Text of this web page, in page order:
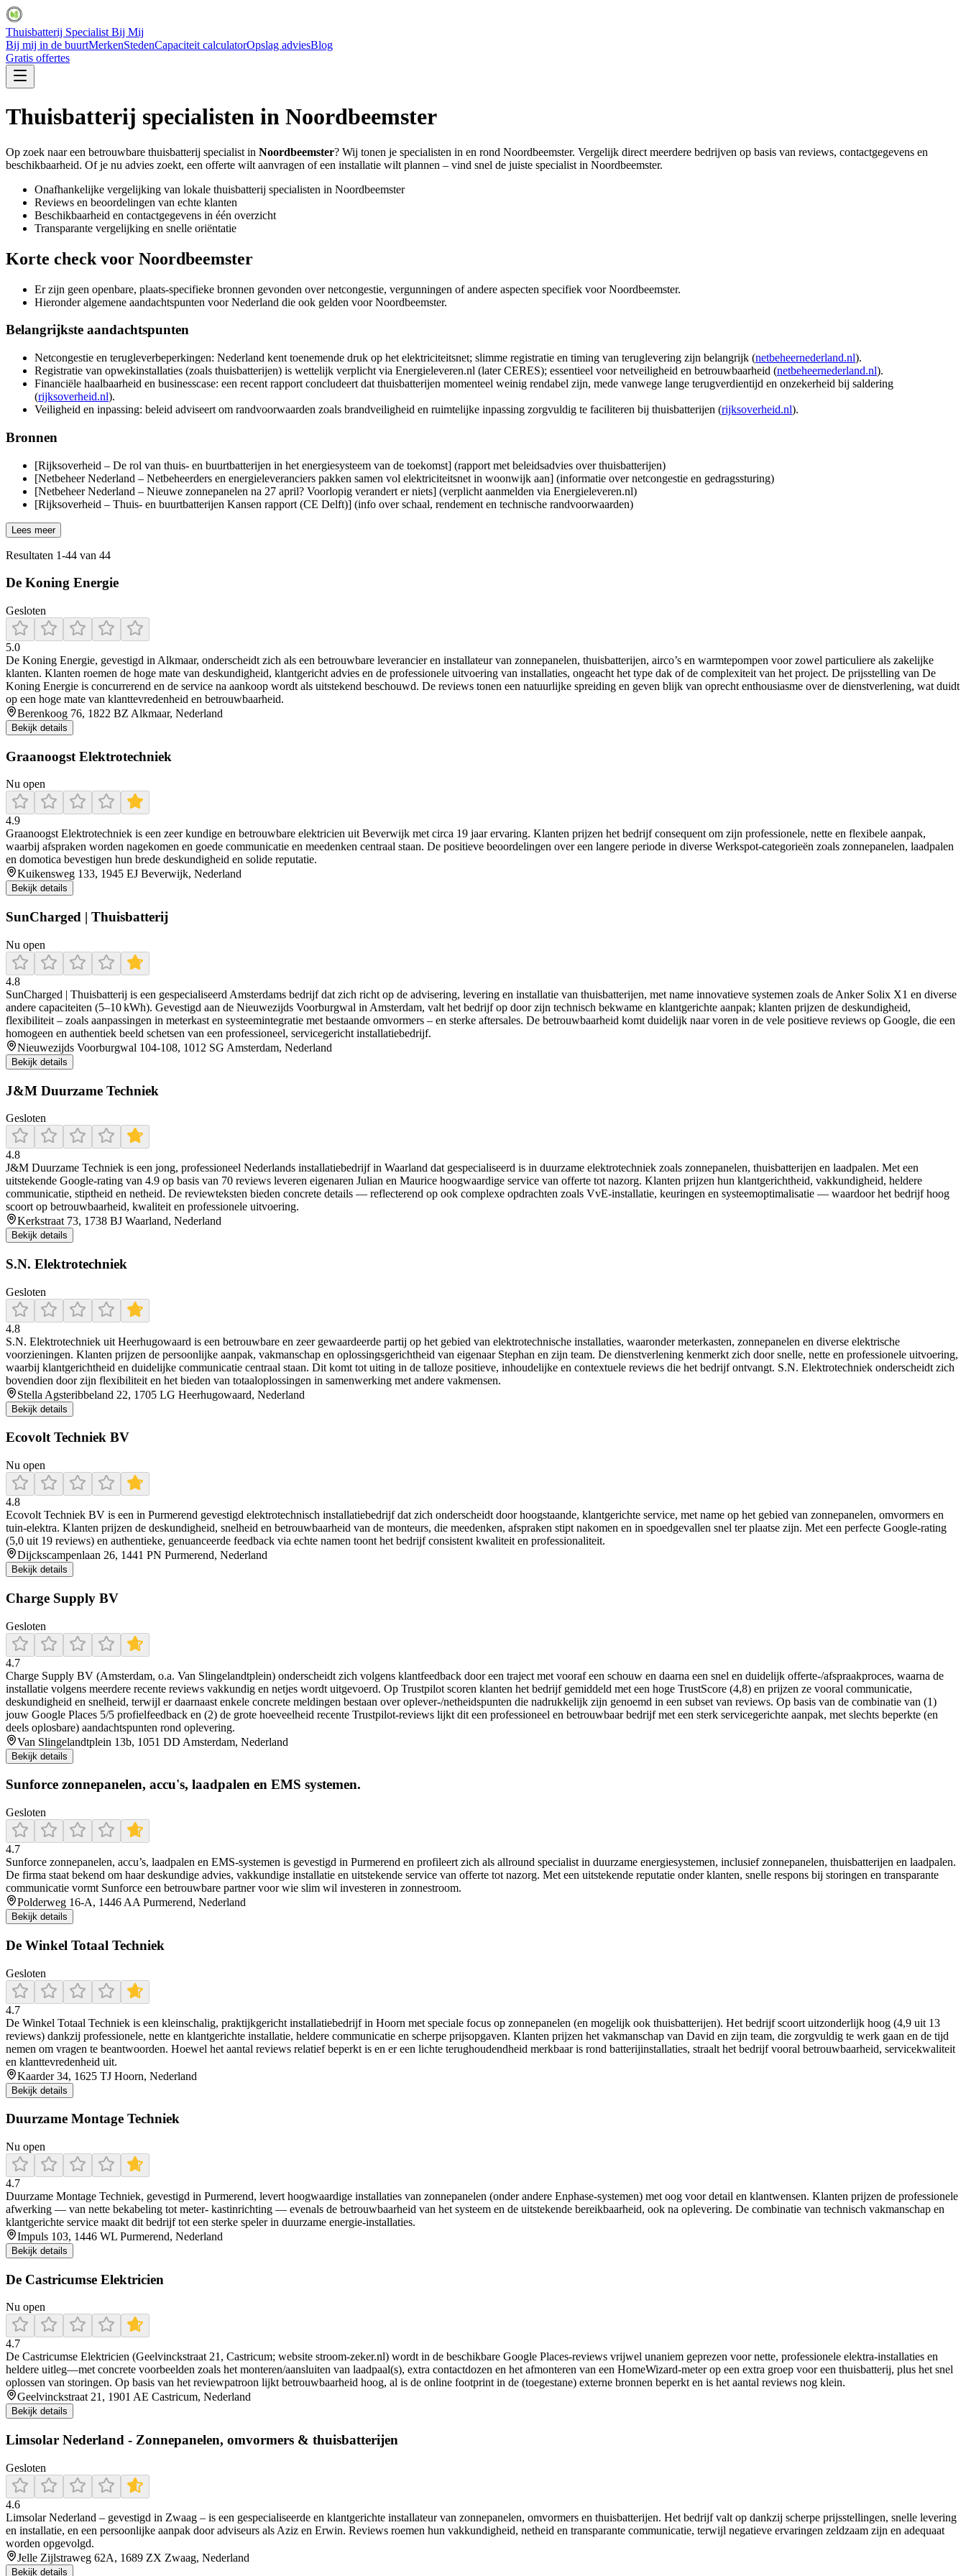
Thuisbatterij Specialist Bij Mij
Bij mij in de buurtMerkenStedenCapaciteit calculatorOpslag adviesBlog
Gratis offertes
Thuisbatterij specialisten in Noordbeemster
Op zoek naar een betrouwbare thuisbatterij specialist in Noordbeemster? Wij tonen je specialisten in en rond Noordbeemster. Vergelijk direct meerdere bedrijven op basis van reviews, contactgegevens en
beschikbaarheid. Of je nu advies zoekt, een offerte wilt aanvragen of een installatie wilt plannen – vind snel de juiste specialist in Noordbeemster.
Onafhankelijke vergelijking van lokale thuisbatterij specialisten in Noordbeemster
Reviews en beoordelingen van echte klanten
Beschikbaarheid en contactgegevens in één overzicht
Transparante vergelijking en snelle oriëntatie
Korte check voor Noordbeemster
Er zijn geen openbare, plaats-specifieke bronnen gevonden over netcongestie, vergunningen of andere aspecten specifiek voor Noordbeemster.
Hieronder algemene aandachtspunten voor Nederland die ook gelden voor Noordbeemster.
Belangrijkste aandachtspunten
Netcongestie en terugleverbeperkingen: Nederland kent toenemende druk op het elektriciteitsnet; slimme registratie en timing van teruglevering zijn belangrijk (netbeheernederland.nl).
Registratie van opwekinstallaties (zoals thuisbatterijen) is wettelijk verplicht via Energieleveren.nl (later CERES); essentieel voor netveiligheid en betrouwbaarheid (netbeheernederland.nl).
Financiële haalbaarheid en businesscase: een recent rapport concludeert dat thuisbatterijen momenteel weinig rendabel zijn, mede vanwege lange terugverdientijd en onzekerheid bij saldering
(rijksoverheid.nl).
Veiligheid en inpassing: beleid adviseert om randvoorwaarden zoals brandveiligheid en ruimtelijke inpassing zorgvuldig te faciliteren bij thuisbatterijen (rijksoverheid.nl).
Bronnen
[Rijksoverheid – De rol van thuis- en buurtbatterijen in het energiesysteem van de toekomst] (rapport met beleidsadvies over thuisbatterijen)
[Netbeheer Nederland – Netbeheerders en energieleveranciers pakken samen vol elektriciteitsnet in woonwijk aan] (informatie over netcongestie en gedragssturing)
[Netbeheer Nederland – Nieuwe zonnepanelen na 27 april? Voorlopig verandert er niets] (verplicht aanmelden via Energieleveren.nl)
[Rijksoverheid – Thuis- en buurtbatterijen Kansen rapport (CE Delft)] (info over schaal, rendement en technische randvoorwaarden)
Lees meer
Resultaten 1-44 van 44
De Koning Energie
Gesloten
5.0
De Koning Energie, gevestigd in Alkmaar, onderscheidt zich als een betrouwbare leverancier en installateur van zonnepanelen, thuisbatterijen, airco’s en warmtepompen voor zowel particuliere als zakelijke
klanten. Klanten roemen de hoge mate van deskundigheid, klantgericht advies en de professionele uitvoering van installaties, ongeacht het type dak of de complexiteit van het project. De prijsstelling van De
Koning Energie is concurrerend en de service na aankoop wordt als uitstekend beschouwd. De reviews tonen een natuurlijke spreiding en geven blijk van oprecht enthousiasme over de dienstverlening, wat duidt
op een hoge mate van klanttevredenheid en betrouwbaarheid.
Berenkoog 76, 1822 BZ Alkmaar, Nederland
Bekijk details
Graanoogst Elektrotechniek
Nu open
4.9
Graanoogst Elektrotechniek is een zeer kundige en betrouwbare elektricien uit Beverwijk met circa 19 jaar ervaring. Klanten prijzen het bedrijf consequent om zijn professionele, nette en flexibele aanpak,
waarbij afspraken worden nagekomen en goede communicatie en meedenken centraal staan. De positieve beoordelingen over een langere periode in diverse Werkspot-categorieën zoals zonnepanelen, laadpalen
en domotica bevestigen hun brede deskundigheid en solide reputatie.
Kuikensweg 133, 1945 EJ Beverwijk, Nederland
Bekijk details
SunCharged | Thuisbatterij
Nu open
4.8
SunCharged | Thuisbatterij is een gespecialiseerd Amsterdams bedrijf dat zich richt op de advisering, levering en installatie van thuisbatterijen, met name innovatieve systemen zoals de Anker Solix X1 en diverse
andere capaciteiten (5–10 kWh). Gevestigd aan de Nieuwezijds Voorburgwal in Amsterdam, valt het bedrijf op door zijn technisch bekwame en klantgerichte aanpak; klanten prijzen de deskundigheid,
flexibiliteit – zoals aanpassingen in meterkast en systeemintegratie met bestaande omvormers – en sterke aftersales. De betrouwbaarheid komt duidelijk naar voren in de vele positieve reviews op Google, die een
homogeen en authentiek beeld schetsen van een professioneel, servicegericht installatiebedrijf.
Nieuwezijds Voorburgwal 104-108, 1012 SG Amsterdam, Nederland
Bekijk details
J&M Duurzame Techniek
Gesloten
4.8
J&M Duurzame Techniek is een jong, professioneel Nederlands installatiebedrijf in Waarland dat gespecialiseerd is in duurzame elektrotechniek zoals zonnepanelen, thuisbatterijen en laadpalen. Met een
uitstekende Google-rating van 4.9 op basis van 70 reviews leveren eigenaren Julian en Maurice hoogwaardige service van offerte tot nazorg. Klanten prijzen hun klantgerichtheid, vakkundigheid, heldere
communicatie, stiptheid en netheid. De reviewteksten bieden concrete details — reflecterend op ook complexe opdrachten zoals VvE-installatie, keuringen en systeemoptimalisatie — waardoor het bedrijf hoog
scoort op betrouwbaarheid, kwaliteit en professionele uitvoering.
Kerkstraat 73, 1738 BJ Waarland, Nederland
Bekijk details
S.N. Elektrotechniek
Gesloten
4.8
S.N. Elektrotechniek uit Heerhugowaard is een betrouwbare en zeer gewaardeerde partij op het gebied van elektrotechnische installaties, waaronder meterkasten, zonnepanelen en diverse elektrische
voorzieningen. Klanten prijzen de persoonlijke aanpak, vakmanschap en oplossingsgerichtheid van eigenaar Stephan en zijn team. De dienstverlening kenmerkt zich door snelle, nette en professionele uitvoering,
waarbij klantgerichtheid en duidelijke communicatie centraal staan. Dit komt tot uiting in de talloze positieve, inhoudelijke en contextuele reviews die het bedrijf ontvangt. S.N. Elektrotechniek onderscheidt zich
bovendien door zijn flexibiliteit en het bieden van totaaloplossingen in samenwerking met andere vakmensen.
Stella Agsteribbeland 22, 1705 LG Heerhugowaard, Nederland
Bekijk details
Ecovolt Techniek BV
Nu open
4.8
Ecovolt Techniek BV is een in Purmerend gevestigd elektrotechnisch installatiebedrijf dat zich onderscheidt door hoogstaande, klantgerichte service, met name op het gebied van zonnepanelen, omvormers en
tuin‑elektra. Klanten prijzen de deskundigheid, snelheid en betrouwbaarheid van de monteurs, die meedenken, afspraken stipt nakomen en in spoedgevallen snel ter plaatse zijn. Met een perfecte Google‑rating
(5,0 uit 19 reviews) en authentieke, genuanceerde feedback via echte namen toont het bedrijf consistent kwaliteit en professionaliteit.
Dijckscampenlaan 26, 1441 PN Purmerend, Nederland
Bekijk details
Charge Supply BV
Gesloten
4.7
Charge Supply BV (Amsterdam, o.a. Van Slingelandtplein) onderscheidt zich volgens klantfeedback door een traject met vooraf een schouw en daarna een snel en duidelijk offerte-/afspraakproces, waarna de
installatie volgens meerdere recente reviews vakkundig en netjes wordt uitgevoerd. Op Trustpilot scoren klanten het bedrijf gemiddeld met een hoge TrustScore (4,8) en prijzen ze vooral communicatie,
deskundigheid en snelheid, terwijl er daarnaast enkele concrete meldingen bestaan over oplever-/netheidspunten die na­drukkelijk zijn genoemd in een subset van reviews. Op basis van de combinatie van (1)
jouw Google Places 5/5 profielfeedback en (2) de grote hoeveelheid recente Trustpilot-reviews lijkt dit een professioneel en betrouwbaar bedrijf met een sterk servicegerichte aanpak, met slechts beperkte (en
deels oplosbare) aandachtspunten rond oplevering.
Van Slingelandtplein 13b, 1051 DD Amsterdam, Nederland
Bekijk details
Sunforce zonnepanelen, accu's, laadpalen en EMS systemen.
Gesloten
4.7
Sunforce zonnepanelen, accu’s, laadpalen en EMS-systemen is gevestigd in Purmerend en profileert zich als allround specialist in duurzame energiesystemen, inclusief zonnepanelen, thuisbatterijen en laadpalen.
De firma staat bekend om haar deskundige advies, vakkundige installatie en uitstekende service van offerte tot nazorg. Met een uitstekende reputatie onder klanten, snelle respons bij storingen en transparante
communicatie vormt Sunforce een betrouwbare partner voor wie slim wil investeren in zonnestroom.
Polderweg 16-A, 1446 AA Purmerend, Nederland
Bekijk details
De Winkel Totaal Techniek
Gesloten
4.7
De Winkel Totaal Techniek is een kleinschalig, praktijkgericht installatiebedrijf in Hoorn met speciale focus op zonnepanelen (en mogelijk ook thuisbatterijen). Het bedrijf scoort uitzonderlijk hoog (4,9 uit 13
reviews) dankzij professionele, nette en klantgerichte installatie, heldere communicatie en scherpe prijsopgaven. Klanten prijzen het vakmanschap van David en zijn team, die zorgvuldig te werk gaan en de tijd
nemen om vragen te beantwoorden. Hoewel het aantal reviews relatief beperkt is en er een lichte terughoudendheid merkbaar is rond batterijinstallaties, straalt het bedrijf vooral betrouwbaarheid, servicekwaliteit
en klanttevredenheid uit.
Kaarder 34, 1625 TJ Hoorn, Nederland
Bekijk details
Duurzame Montage Techniek
Nu open
4.7
Duurzame Montage Techniek, gevestigd in Purmerend, levert hoogwaardige installaties van zonnepanelen (onder andere Enphase-systemen) met oog voor detail en klantwensen. Klanten prijzen de professionele
afwerking — van nette bekabeling tot meter- kastinrichting — evenals de betrouwbaarheid van het systeem en de uitstekende bereikbaarheid, ook na oplevering. De combinatie van technisch vakmanschap en
klantgerichte service maakt dit bedrijf tot een sterke speler in duurzame energie-installaties.
Impuls 103, 1446 WL Purmerend, Nederland
Bekijk details
De Castricumse Elektricien
Nu open
4.7
De Castricumse Elektricien (Geelvinckstraat 21, Castricum; website stroom-zeker.nl) wordt in de beschikbare Google Places-reviews vrijwel unaniem geprezen voor nette, professionele elektra-installaties en
heldere uitleg—met concrete voorbeelden zoals het monteren/aansluiten van laadpaal(s), extra contactdozen en het afmonteren van een HomeWizard-meter op een extra groep voor een thuisbatterij, plus het snel
oplossen van storingen. Op basis van het reviewpatroon lijkt betrouwbaarheid hoog, al is de online footprint in de (toegestane) externe bronnen beperkt en is het aantal reviews nog klein.
Geelvinckstraat 21, 1901 AE Castricum, Nederland
Bekijk details
Limsolar Nederland - Zonnepanelen, omvormers & thuisbatterijen
Gesloten
4.6
Limsolar Nederland – gevestigd in Zwaag – is een gespecialiseerde en klantgerichte installateur van zonnepanelen, omvormers en thuisbatterijen. Het bedrijf valt op dankzij scherpe prijsstellingen, snelle levering
en installatie, en een persoonlijke aanpak door adviseurs als Aziz en Erwin. Reviews roemen hun vakkundigheid, netheid en transparante communicatie, terwijl negatieve ervaringen zeldzaam zijn en adequaat
worden opgevolgd.
Jelle Zijlstraweg 62A, 1689 ZX Zwaag, Nederland
Bekijk details